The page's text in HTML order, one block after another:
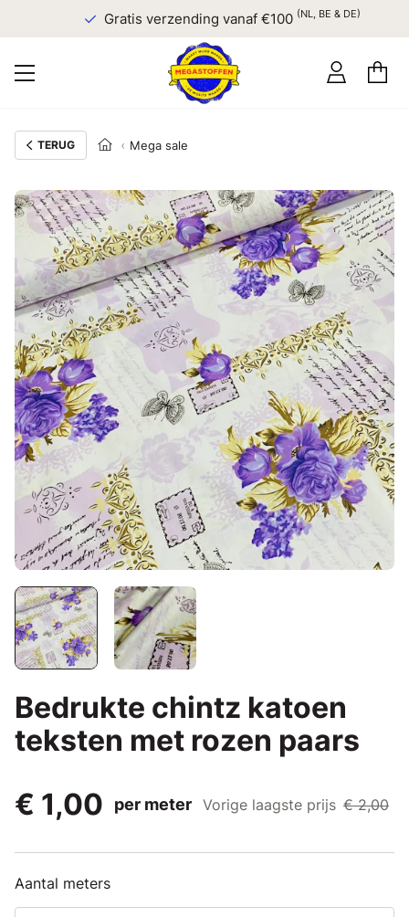
Gratis verzending vanaf €100(NL, BE & DE)
TERUG Mega sale
Bedrukte chintz katoen
teksten met rozen paars
€ 1,00
per meter Vorige laagste prijs € 2,00
Aantal meters